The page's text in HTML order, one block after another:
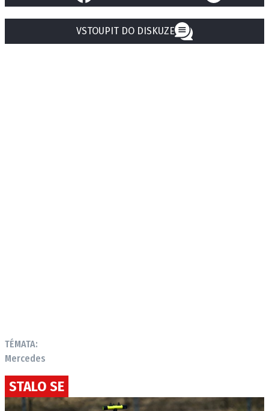
VSTOUPIT DO DISKUZE
TÉMATA:
Mercedes
STALO SE